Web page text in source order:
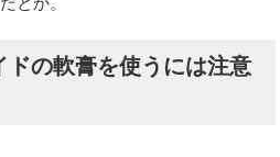
ドの軟膏を使うには注意